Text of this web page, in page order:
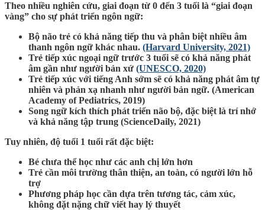
Theo nhiều nghiên cứu, giai đoạn từ 0 đến 3 tuổi là “giai đoạn
vàng” cho sự phát triển ngôn ngữ:
Bộ não trẻ có khả năng tiếp thu và phân biệt nhiều âm
thanh ngôn ngữ khác nhau. (Harvard University, 2021)
Trẻ tiếp xúc ngoại ngữ trước 3 tuổi sẽ có khả năng phát
âm gần như người bản xứ (UNESCO, 2020)
Trẻ tiếp xúc với tiếng Anh sớm sẽ có khả năng phát âm tự
nhiên và phản xạ nhanh như người bản ngữ. (American
Academy of Pediatrics, 2019)
Song ngữ kích thích phát triển não bộ, đặc biệt là trí nhớ
và khả năng tập trung (ScienceDaily, 2021)
Tuy nhiên, độ tuổi 1 tuổi rất đặc biệt:
Bé chưa thể học như các anh chị lớn hơn
Trẻ cần môi trường thân thiện, an toàn, có người lớn hỗ
trợ
Phương pháp học cần dựa trên tương tác, cảm xúc,
không đặt nặng chữ viết hay lý thuyết